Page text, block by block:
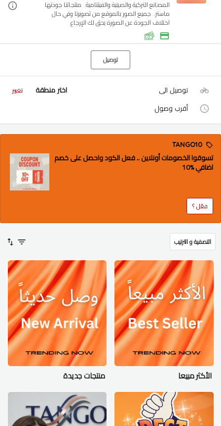
المصانع التركية والصينية والفيتنامية.. منتجاتنا جودتها
ماستر.. جميع الصور بالموقع من تصويرنا وفي حال
اختلاف الجودة عن الصورة يحق لك الإرجاع
توصيل
توصيل الى اختر منطقة تغيير
أقرب وصول
TANGO10
تسوقوا الخصومات أونلاين .. فعل الكود واحصل على خصم
اضافي %10
فعّل ؟
التصفية و الترتيب
الأكثر مبيعا منتجات جديدة